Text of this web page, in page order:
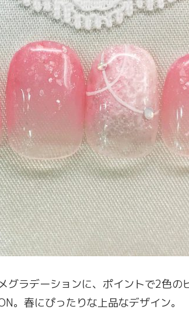
グラデーションに、ポイントで2色の
。春にぴったりな上品なデザイン。